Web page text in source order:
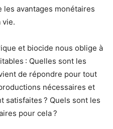
avantages monétaires
vie.
et biocide nous oblige à
: Quelles sont les
de répondre pour tout
nécessaires et
satisfaites ? Quels sont les
pour cela ?